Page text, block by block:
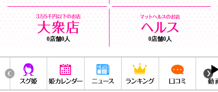
0店舗0人 0店舗0人